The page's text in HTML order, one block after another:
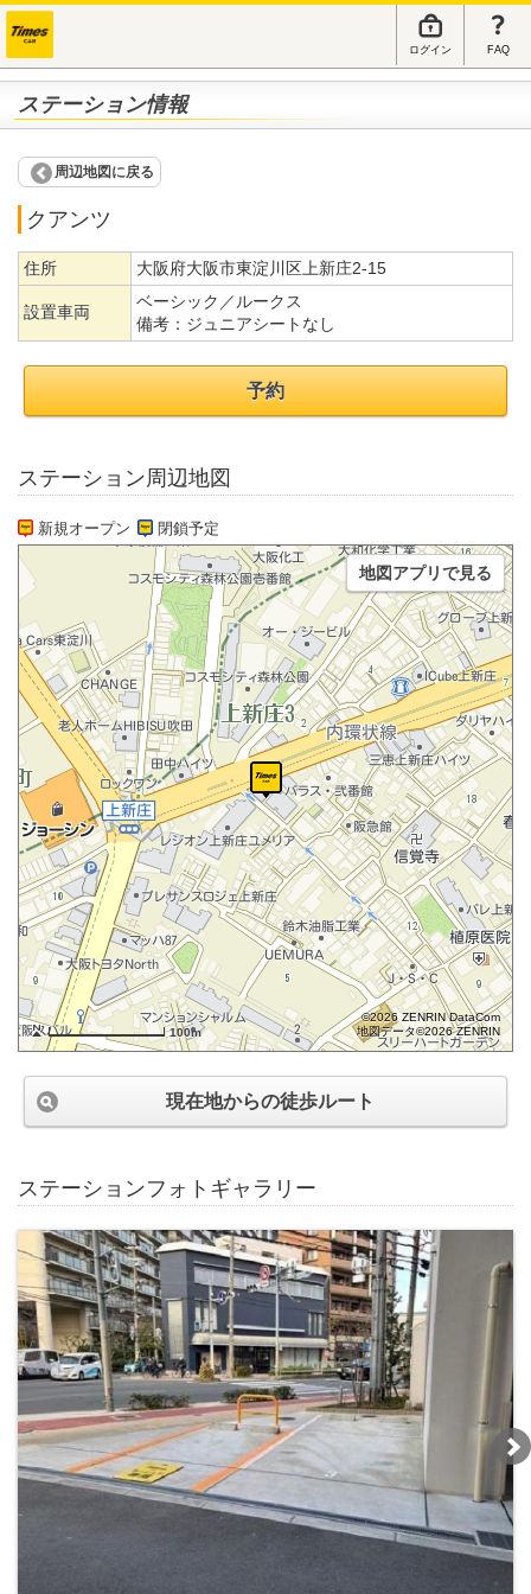
ログイン FAQ
ステーション情報
周辺地図に戻る
クアンツ
住所 大阪府大阪市東淀川区上新庄2-15
設置車両
ベーシック／ルークス
備考： ジュニアシートなし
予約
ステーション周辺地図
新規オープン 閉鎖予定
100m
©2026 ZENRIN DataCom
地図データ©2026 ZENRIN
地図アプリで見る
現在地からの徒歩ルート
ステーションフォトギャラリー